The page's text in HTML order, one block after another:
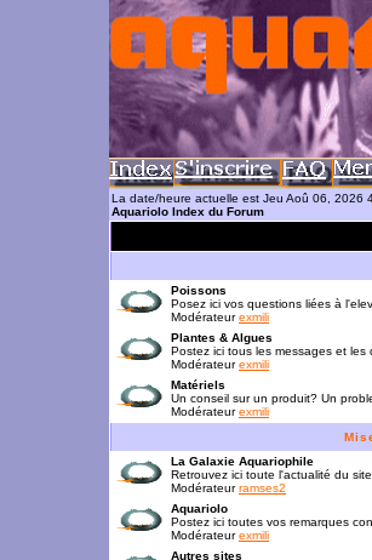
La date/heure actuelle est Jeu Aoû 06, 2026
Aquariolo Index du Forum
Poissons
Posez ici vos questions liées à
Modérateurexmili
Plantes & Algues
Postez ici tous les messages et
Modérateurexmili
Matériels
Un conseil sur un produit? Un
Modérateurexmili
La Galaxie Aquariophile
Retrouvez ici toute l'actualité du
Modérateurramses2
Aquariolo
Postez ici toutes vos remarques
Modérateurexmili
Autres sites